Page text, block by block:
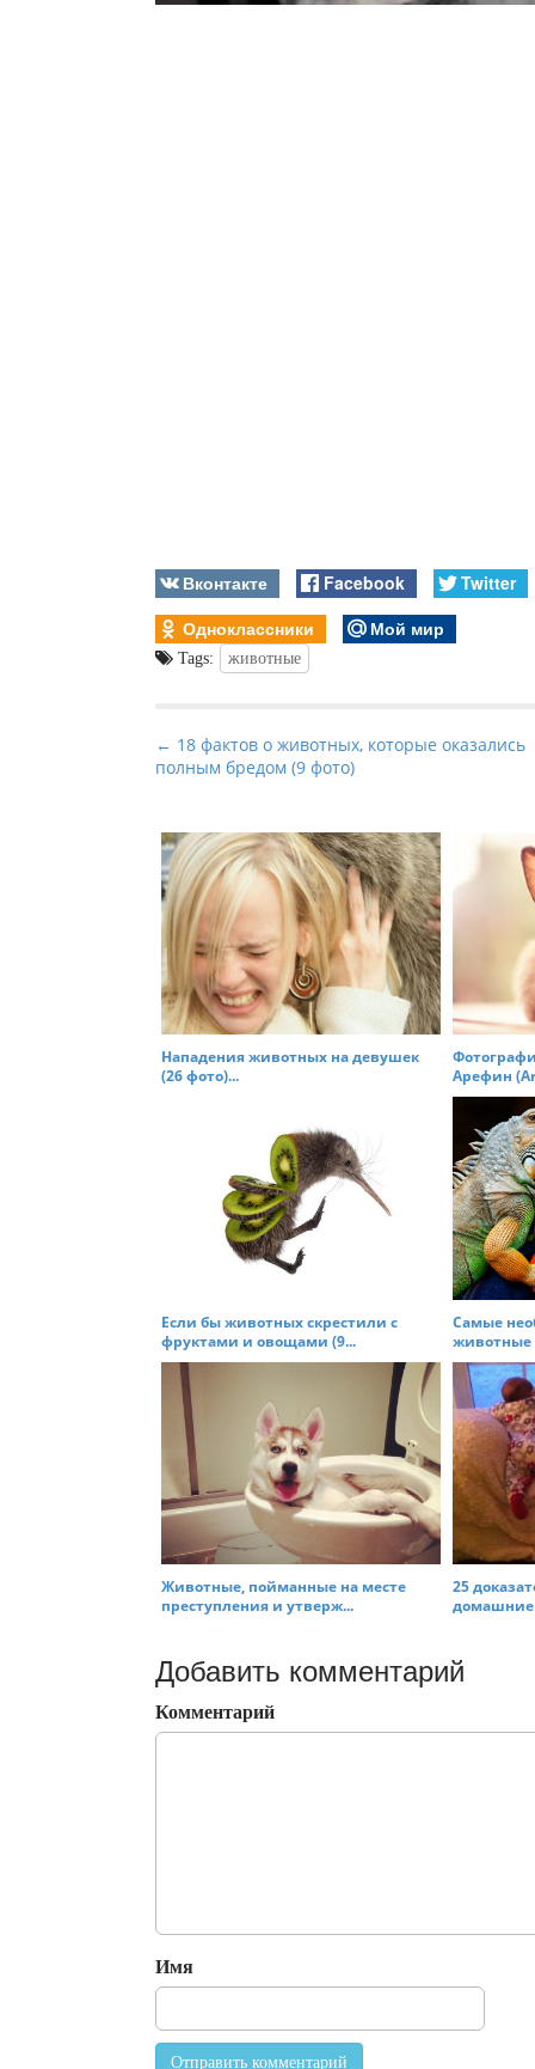
Вконтакте Facebook
Twitter
Одноклассники
Мой мир
Tags: животные
P
o
t
n
a
v
g
a
← 18 фактов о животных, которые оказались
полным бредом (9 фото)
Нападения животных на девушек
(26 фото)...
Арефин
Если бы животных скрестили с
фруктами и овощами (9...
Самые
животные
Животные, пойманные на месте
преступления и утверж...
25
Добавить комментарий
Комментарий
Имя